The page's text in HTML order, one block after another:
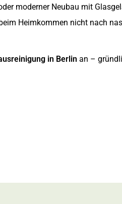
moderner Neubau mit
Heimkommen nicht nach
in Berlin an –